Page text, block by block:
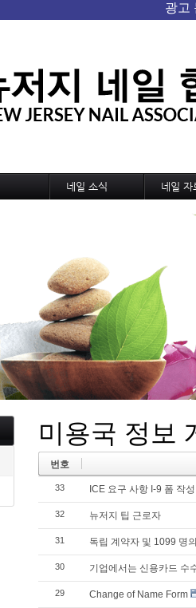
네일 소식
국내외 소식
네일 자
미용국 정보
번호
33 ICE 요구 사항 I-9 폼 작성
32 뉴저지 팁 근로자
31 독립 계약자 및 1099 명
30 기업에서는 신용카드 수
29 Change of Name Form